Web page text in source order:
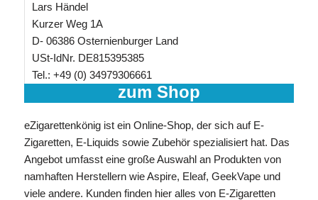
Lars Händel
Kurzer Weg 1A
D- 06386 Osternienburger Land
USt-IdNr. DE815395385
Tel.: +49 (0) 34979306661
zum Shop
eZigarettenkönig ist ein Online-Shop, der sich auf E-
Zigaretten, E-Liquids sowie Zubehör spezialisiert hat. Das
Angebot umfasst eine große Auswahl an Produkten von
namhaften Herstellern wie Aspire, Eleaf, GeekVape und
viele andere. Kunden finden hier alles von E-Zigaretten